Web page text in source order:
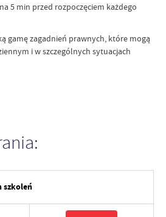
5 min przed rozpoczęciem każdego
gamę zagadnień prawnych, które mogą
i w szczególnych sytuacjach
szkoleń